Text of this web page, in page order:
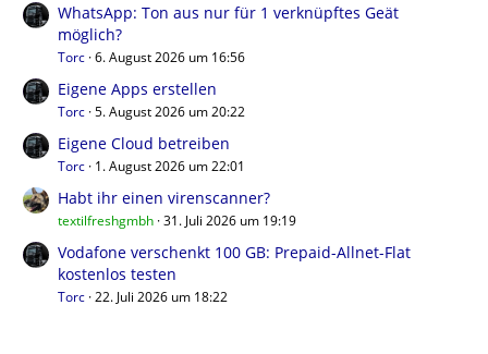
WhatsApp: Ton aus nur für 1 verknüpftes Geät
möglich?
Torc 6. August 2026 um 16:56
Eigene Apps erstellen
Torc 5. August 2026 um 20:22
Eigene Cloud betreiben
Torc 1. August 2026 um 22:01
Habt ihr einen virenscanner?
textilfreshgmbh 31. Juli 2026 um 19:19
Vodafone verschenkt 100 GB: Prepaid-Allnet-Flat
kostenlos testen
Torc 22. Juli 2026 um 18:22